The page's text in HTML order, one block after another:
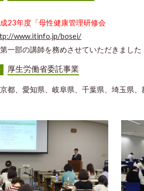
23年度「母性健康管理研修会
www.itinfo.jp/bosei/
一部の講師を務めさせていただきました
厚生労働省委託事業
都、愛知県、岐阜県、千葉県、埼玉県、